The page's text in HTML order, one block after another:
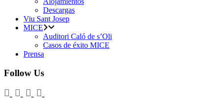
Descargas
Viu Sant Josep
MICE
Auditori Caló de s’Oli
Casos de éxito MICE
Prensa
Follow Us